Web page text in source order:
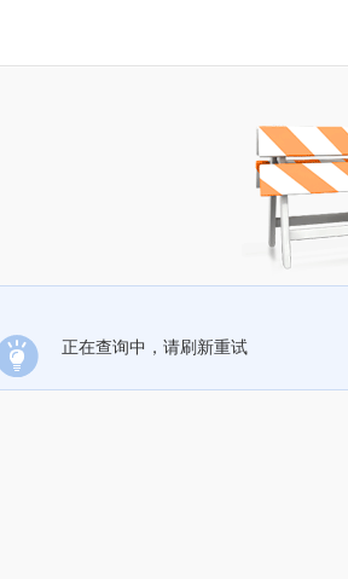
正在查询中，请刷新重试